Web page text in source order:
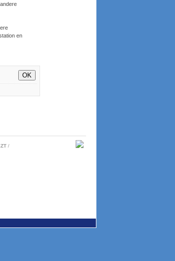
en